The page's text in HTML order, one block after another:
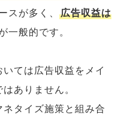
スが多く、広告収益は
一般的です。
ては広告収益をメイ
ありません。
タイズ施策と組み合